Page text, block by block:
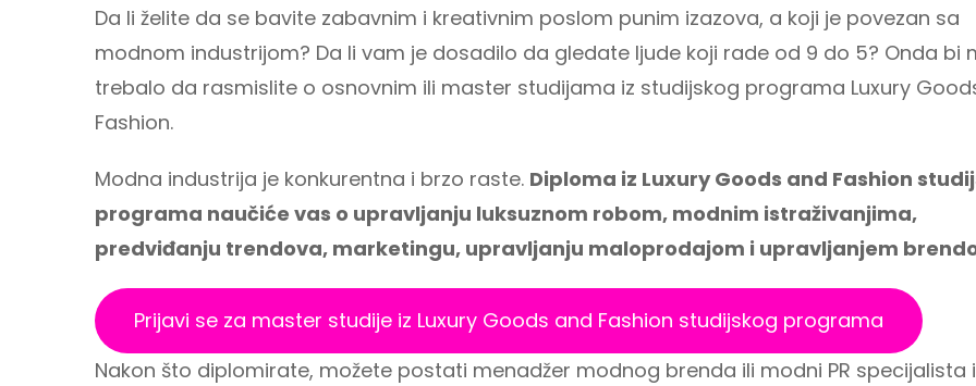
Da li želite da se bavite zabavnim i kreativnim poslom punim izazova, a koji je povezan sa
modnom industrijom? Da li vam je dosadilo da gledate ljude koji rade od 9 do 5? Onda bi
trebalo da rasmislite o osnovnim ili master studijama iz studijskog programa Luxury
Fashion.
Modna industrija je konkurentna i brzo raste. Diploma iz Luxury Goods and Fashion
programa naučiće vas o upravljanju luksuznom robom, modnim istraživanjima,
predviđanju trendova, marketingu, upravljanju maloprodajom i upravljanjem
Prijavi se za master studije iz Luxury Goods and Fashion studijskog programa
Nakon što diplomirate, možete postati menadžer modnog brenda ili modni PR specijalista i